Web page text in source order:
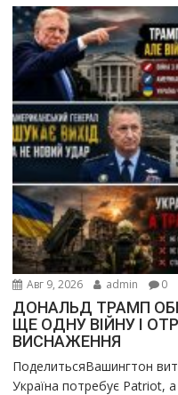
Авг 9, 2026 admin 0
ДОНАЛЬД ТРАМП
ЩЕ ОДНУ ВІЙНУ І
ВИСНАЖЕННЯ
ПоделитьсяВашингтон
Україна потребує Patriot,